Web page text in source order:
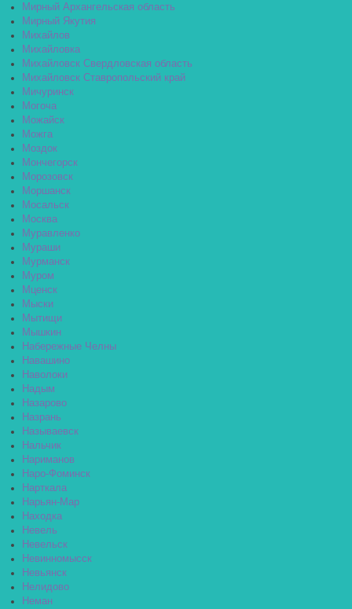
Мирный Архангельская область
Мирный Якутия
Михайлов
Михайловка
Михайловск Свердловская область
Михайловск Ставропольский край
Мичуринск
Могоча
Можайск
Можга
Моздок
Мончегорск
Морозовск
Моршанск
Мосальск
Москва
Муравленко
Мураши
Мурманск
Муром
Мценск
Мыски
Мытищи
Мышкин
Набережные Челны
Навашино
Наволоки
Надым
Назарово
Назрань
Называевск
Нальчик
Нариманов
Наро-Фоминск
Нарткала
Нарьян-Мар
Находка
Невель
Невельск
Невинномысск
Невьянск
Нелидово
Неман